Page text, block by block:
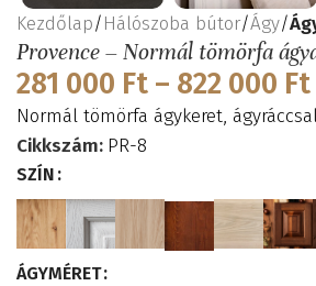
Kezdőlap Hálószoba bútor Ágy
Provence – Normál tömörfa
281 000 Ft – 822 000 Ft
Normál tömörfa ágykeret,
Cikkszám: PR-8
SZÍN
ÁGYMÉRET